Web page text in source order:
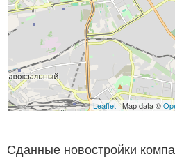
Leaflet| Map data ©
Сданные новостройки